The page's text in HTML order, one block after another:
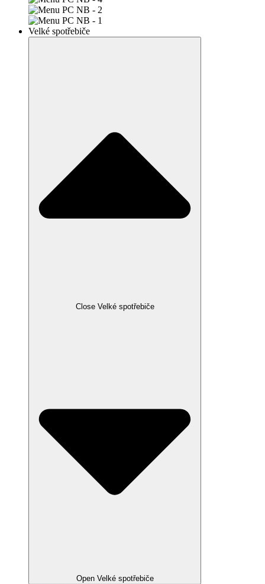
Velké spotřebiče
Close Velké spotřebiče
Open Velké spotřebiče